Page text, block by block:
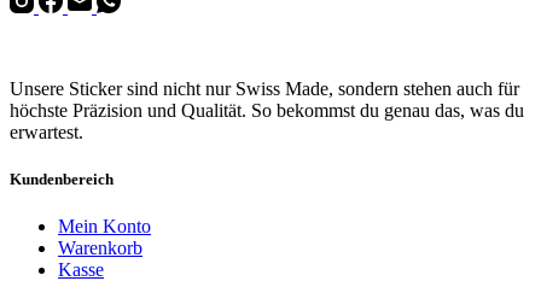
Unsere Sticker sind nicht nur Swiss Made, sondern stehen auch für
höchste Präzision und Qualität. So bekommst du genau das, was du
erwartest.
Kundenbereich
Mein Konto
Warenkorb
Kasse